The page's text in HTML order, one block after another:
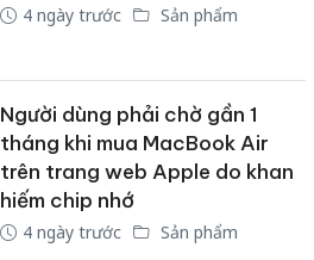
4 ngày trước Sản phẩm
Người dùng phải chờ gần 1
tháng khi mua MacBook Air
trên trang web Apple do khan
hiếm chip nhớ
4 ngày trước Sản phẩm